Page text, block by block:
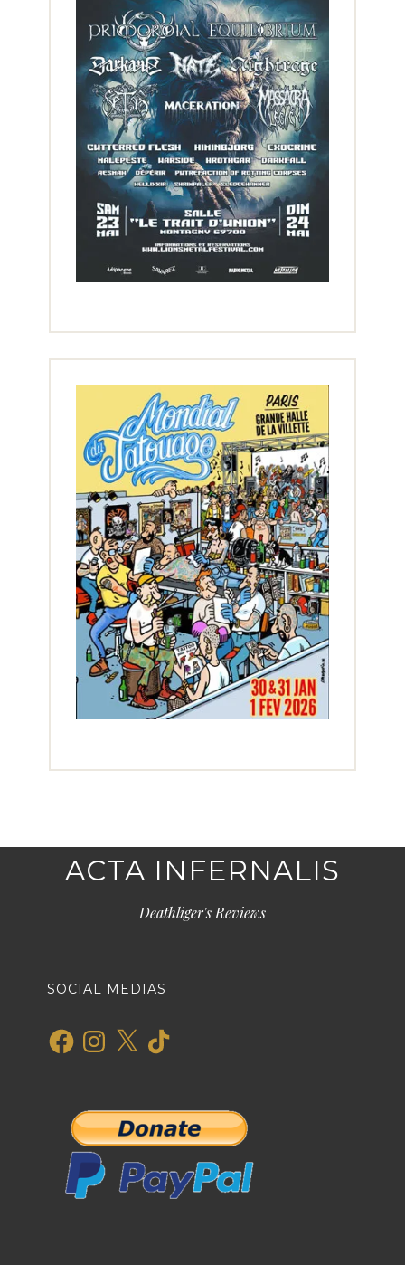
ACTA INFERNALIS
Deathliger's Reviews
SOCIAL MEDIAS
FacebookInstagram
X TikTok